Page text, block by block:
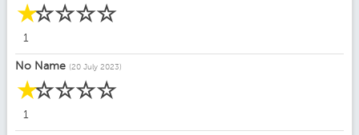
☆
☆
☆
☆
☆
1
No Name (20 July 2023)
☆
☆
☆
☆
☆
1